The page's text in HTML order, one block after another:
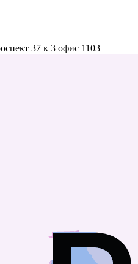
37 к 3 офис 1103